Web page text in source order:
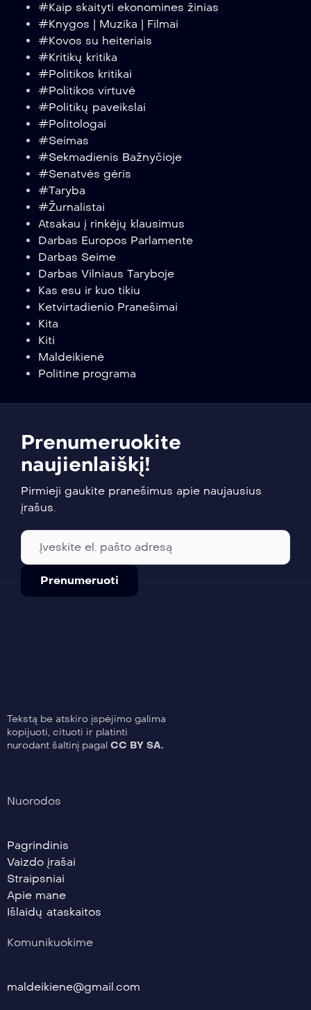
#Kaip skaityti ekonomines žinias
#Knygos | Muzika | Filmai
#Kovos su heiteriais
#Kritikų kritika
#Politikos kritikai
#Politikos virtuvė
#Politikų paveikslai
#Politologai
#Seimas
#Sekmadienis Bažnyčioje
#Senatvės gėris
#Taryba
#Žurnalistai
Atsakau į rinkėjų klausimus
Darbas Europos Parlamente
Darbas Seime
Darbas Vilniaus Taryboje
Kas esu ir kuo tikiu
Ketvirtadienio Pranešimai
Kita
Kiti
Maldeikienė
Politine programa
Prenumeruokite
naujienlaiškį!
Pirmieji gaukite pranešimus apie naujausius
įrašus.
Tekstą be atskiro įspėjimo galima
kopijuoti, cituoti ir platinti
nurodant šaltinį pagal CC BY SA.
Nuorodos
Pagrindinis
Vaizdo įrašai
Straipsniai
Apie mane
Išlaidų ataskaitos
Komunikuokime
maldeikiene@gmail.com